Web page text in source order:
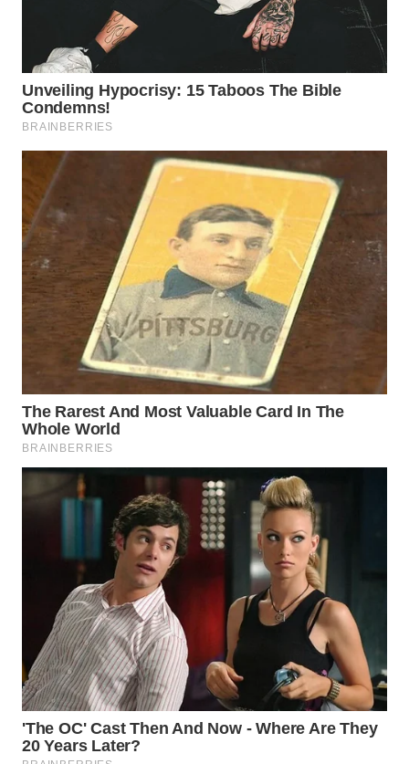
WN
NIAS
LANGKAT
WN
TAPANULI
SELATAN
WN
TANJUNG
LESUNG
KARO
WN
SIMALUNGUN
LABUHANBATU
TAPANULI
TENGAH
WN DELI
SERDANG
WN
TEBING